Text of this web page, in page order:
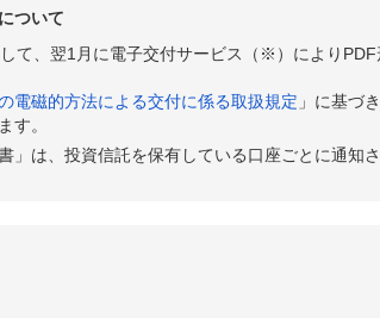
ついて
て、翌1月に電子交付サービス（※）により
電磁的方法による交付に係る取扱規定 」に基づ
す。
」は、投資信託を保有している口座ごとに通知さ